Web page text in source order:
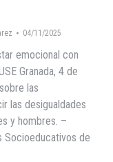
04/11/2025
emocional con
Granada, 4 de
las
las desigualdades
y hombres. –
Socioeducativos de